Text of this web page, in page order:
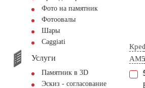
Фото на памятник
Фотоовалы
Шары
Сaggiati
Услуги
Памятник в 3D
Эскиз - согласование